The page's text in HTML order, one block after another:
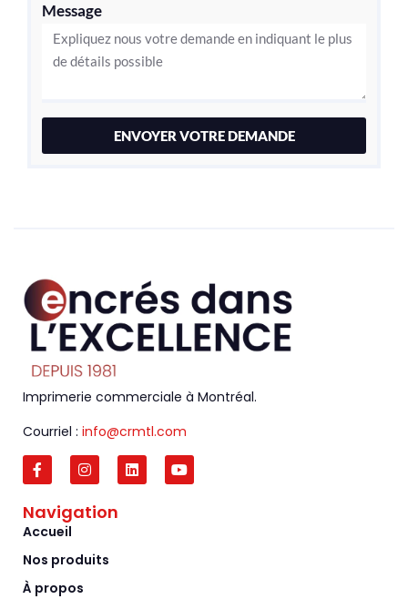
Message
ENVOYER VOTRE DEMANDE
Imprimerie commerciale à Montréal.
Courriel : info@crmtl.com
Navigation
Accueil
Nos produits
À propos